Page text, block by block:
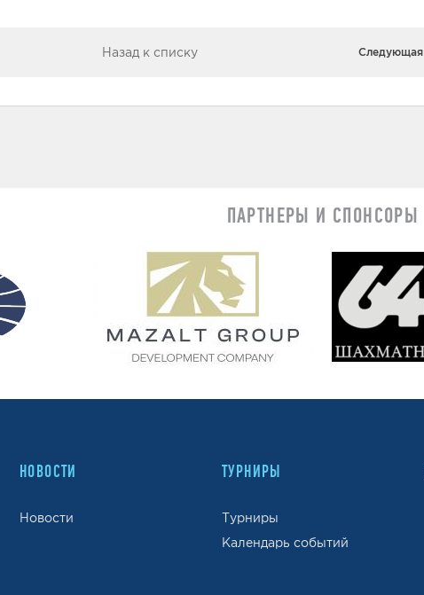
Назад к списку Следующая
ПАРТНЕРЫ И СПОНСОРЫ
НОВОСТИ
Новости
ТУРНИРЫ
Турниры
Календарь событий